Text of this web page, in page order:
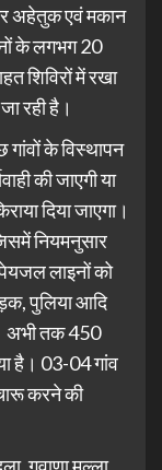
अहेतुक एवं मकान
के लगभग 20
शिविरों में रखा
रही है।
गांवों के विस्थापन
की जाएगी या
दिया जाएगा।
नियमनुसार
लाइनों को
पुलिया आदि
अभी तक 450
है। 03-04 गांव
करने की